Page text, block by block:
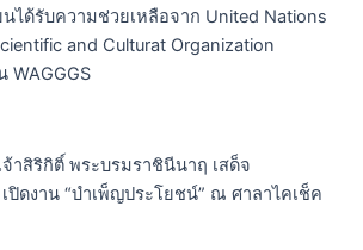
นได้รับความช่วยเหลือจาก United Nations
and Culturat Organization
WAGGGS
จ้าสิริกิติ์ พระบรมราชินีนาฤ เสด็จ
ปิดงาน “บำเพ็ญประโยชน์” ณ ศาลาไคเช็ค